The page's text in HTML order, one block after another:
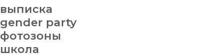
выписка
gender party
фотозоны
школа